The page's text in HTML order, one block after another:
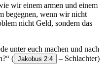
wir einem armen und einem
begegnen, wenn wir nicht
nicht Geld, sondern das
unter euch machen und nach
( Jakobus 2:4 – Schlachter)